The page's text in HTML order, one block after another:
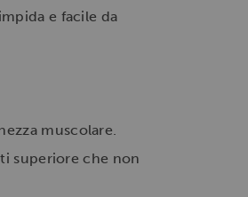
e facile da
muscolare.
superiore che non